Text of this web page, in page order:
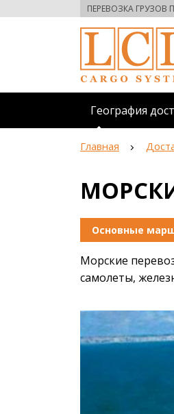
ПЕРЕВОЗКА ГРУЗОВ
География
Главная
Основные
Морские
самолеты,